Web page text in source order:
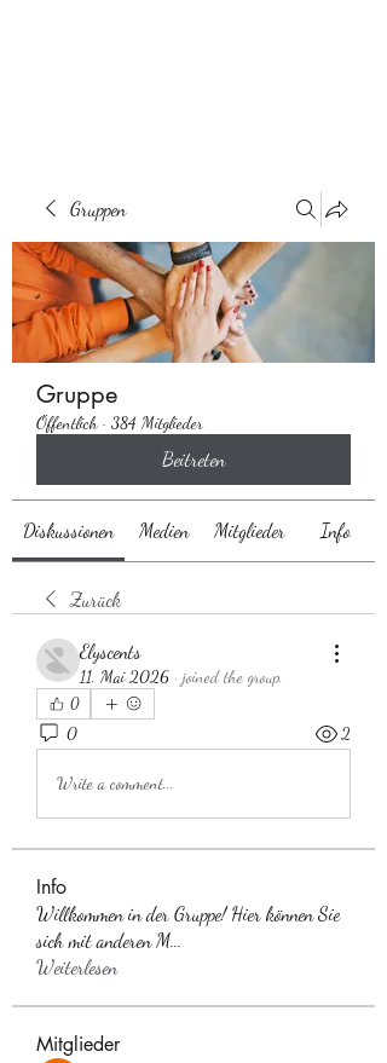
Gruppen
Gruppe
Öffentlich · 384 Mitglieder
Beitreten
Diskussionen Medien Mitglieder Info
Zurück
Elyscents
11. Mai 2026 · joined the group.
0
0 2
Write a comment...
Info
Willkommen in der Gruppe! Hier können Sie
sich mit anderen M
Weiterlesen
Mitglieder